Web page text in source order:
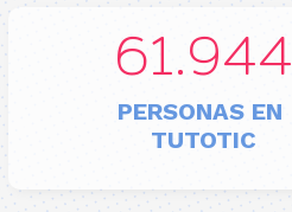
62.000
PERSONAS EN
TUTOTIC